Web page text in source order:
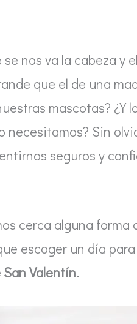
nos va la cabeza y
que el de una
mascotas? ¿Y
necesitamos? Sin
seguros y
cerca alguna forma
escoger un día para
Valentín.